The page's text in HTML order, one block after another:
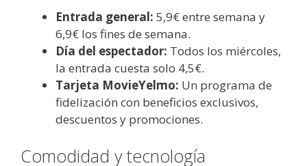
Entrada general: 5,9€ entre semana y
6,9€ los fines de semana.
Día del espectador: Todos los miércoles,
la entrada cuesta solo 4,5€.
Tarjeta MovieYelmo: Un programa de
fidelización con beneficios exclusivos,
descuentos y promociones.
Comodidad y tecnología